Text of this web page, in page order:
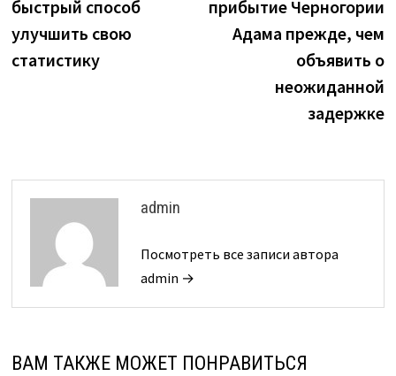
записям
быстрый способ
улучшить свою
статистику
прибытие Черногории
Адама прежде, чем
объявить о
неожиданной
задержке
admin
Посмотреть все записи автора
admin →
ВАМ ТАКЖЕ МОЖЕТ ПОНРАВИТЬСЯ